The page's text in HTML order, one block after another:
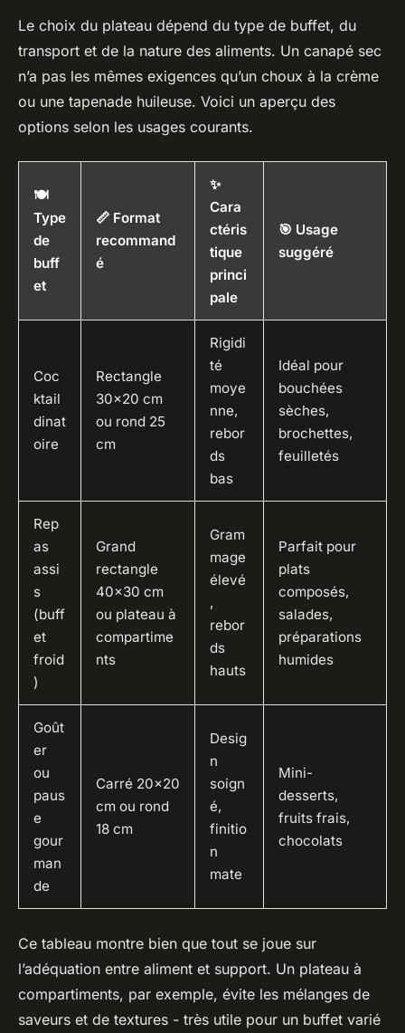
Le choix du plateau dépend du type de buffet, du
transport et de la nature des aliments. Un canapé sec
n’a pas les mêmes exigences qu’un choux à la crème
ou une tapenade huileuse. Voici un aperçu des
options selon les usages courants.
🍽️
Type
de
buff
et
📏 Format
recommand
é
✨
Cara
ctéris
tique
princi
pale
🎯 Usage
suggéré
Coc
ktail
dinat
oire
Rectangle
30x20 cm
ou rond 25
cm
Rigidi
té
moye
nne,
rebor
ds
bas
Idéal pour
bouchées
sèches,
brochettes,
feuilletés
Rep
as
assi
s
(buff
et
froid
)
Grand
rectangle
40x30 cm
ou plateau à
compartime
nts
Gram
mage
élevé
,
rebor
ds
hauts
Parfait pour
plats
composés,
salades,
préparations
humides
Goût
er
ou
paus
e
gour
man
de
Carré 20x20
cm ou rond
18 cm
Desig
n
soign
é,
finitio
n
mate
Mini-
desserts,
fruits frais,
chocolats
Ce tableau montre bien que tout se joue sur
l’adéquation entre aliment et support. Un plateau à
compartiments, par exemple, évite les mélanges de
saveurs et de textures - très utile pour un buffet varié